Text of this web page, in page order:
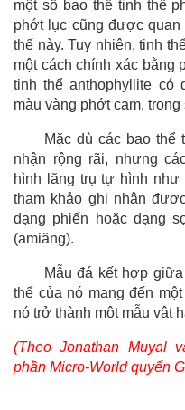
một số bao thể tinh thể
phớt lục cũng được quan
thế này. Tuy nhiên, tinh
một cách chính xác bằng
tinh thể anthophyllite có
màu vàng phớt cam,
Mặc dù các bao thể
nhận rộng rãi, nhưng
hình lăng trụ tự hình
tham khảo ghi nhận
dạng phiến hoặc dạng
(amiăng).
Mẫu đá kết hợp
thể của nó mang đến
nó trở thành một mẫu vật
(Theo Jonathan Muyal
phần Micro-World quyển